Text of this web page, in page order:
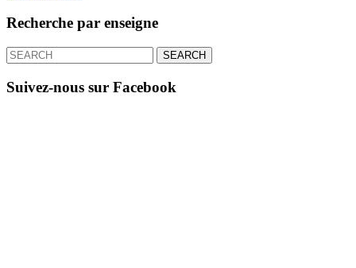
1
chèque
de
Recherche par enseigne
Search
for:
Suivez-nous sur Facebook